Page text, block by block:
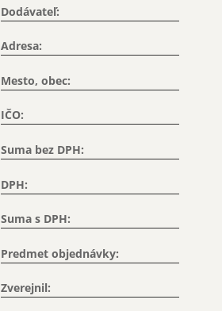
Dodávateľ:
Adresa:
Mesto, obec:
IČO:
Suma bez DPH:
DPH:
Suma s DPH:
Predmet objednávky:
Zverejnil: